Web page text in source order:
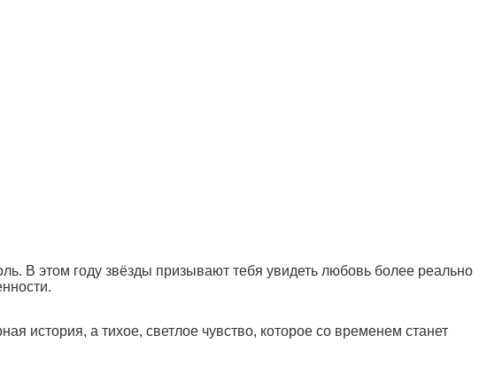
В этом году звёзды призывают тебя увидеть любовь более реально
история, а тихое, светлое чувство, которое со временем станет